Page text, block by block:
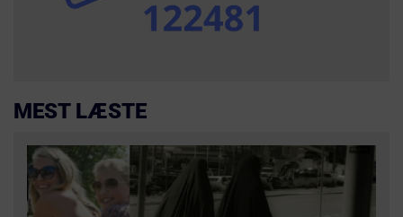
MEST LÆSTE